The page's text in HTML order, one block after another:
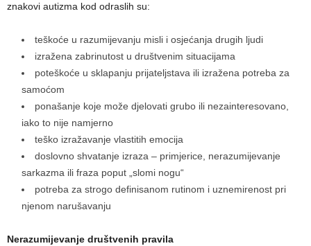
znakovi autizma kod odraslih su:
teškoće u razumijevanju misli i osjećanja drugih ljudi
izražena zabrinutost u društvenim situacijama
poteškoće u sklapanju prijateljstava ili izražena potreba za
samoćom
ponašanje koje može djelovati grubo ili nezainteresovano,
iako to nije namjerno
teško izražavanje vlastitih emocija
doslovno shvatanje izraza – primjerice, nerazumijevanje
sarkazma ili fraza poput „slomi nogu“
potreba za strogo definisanom rutinom i uznemirenost pri
njenom narušavanju
Nerazumijevanje društvenih pravila